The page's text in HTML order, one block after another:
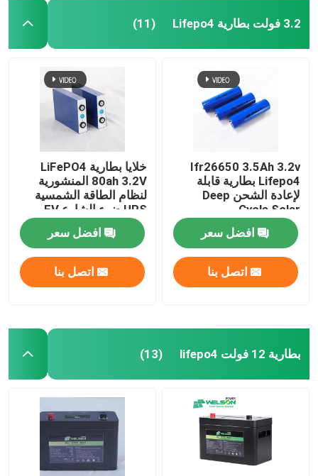
جولة في المعمل
اتصل بنا
اطلب اقتباس
خلية بطارية Lifepo4
3.2 فولت بطارية Lifepo4
بطارية 48 فولت Lifepo4
بطارية RV Lifepo4
3.2 فولت بطارية Lifepo4 (11)
Ifr26650 3.5Ah 3.2v
Lifepo4 بطارية قابلة
لإعادة الشحن Deep
Cycle Solar
افضل سعر
اتصل بنا
خلايا بطارية LiFePO4
80ah 3.2V المنشورية
لنظام الطاقة الشمسية
UPS ضوء الشارع EV
افضل سعر
اتصل بنا
بطارية 12 فولت lifepo4 (13)